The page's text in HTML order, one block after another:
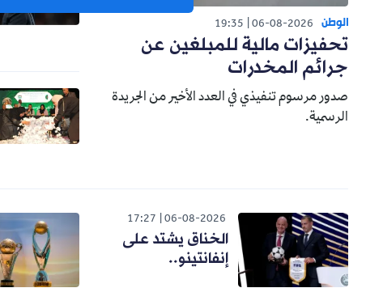
الوطن 06-08-2026
19:35
تحفيزات مالية للمبلغين عن
جرائم المخدرات
صدور مرسوم تنفيذي في العدد الأخير من الجريدة
الرسمية.
06-08-2026
17:27
الخناق يشتد على
إنفانتينو..